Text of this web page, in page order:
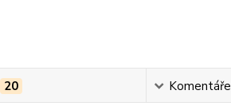
20 Komentáře